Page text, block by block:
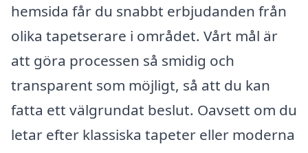
hemsida får du snabbt erbjudanden från
olika tapetserare i området. Vårt mål är
att göra processen så smidig och
transparent som möjligt, så att du kan
fatta ett välgrundat beslut. Oavsett om du
letar efter klassiska tapeter eller moderna